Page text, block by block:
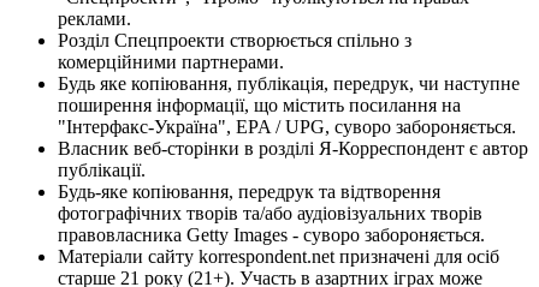
реклами.
Розділ Спецпроекти створюється спільно з
комерційними партнерами.
Будь яке копіювання, публікація, передрук, чи наступне
поширення інформації, що містить посилання на
"Інтерфакс-Україна", EPA / UPG, суворо забороняється.
Власник веб-сторінки в розділі Я-Корреспондент є автор
публікації.
Будь-яке копіювання, передрук та відтворення
фотографічних творів та/або аудіовізуальних творів
правовласника Getty Images - суворо забороняється.
Матеріали сайту korrespondent.net призначені для осіб
старше 21 року (21+). Участь в азартних іграх може